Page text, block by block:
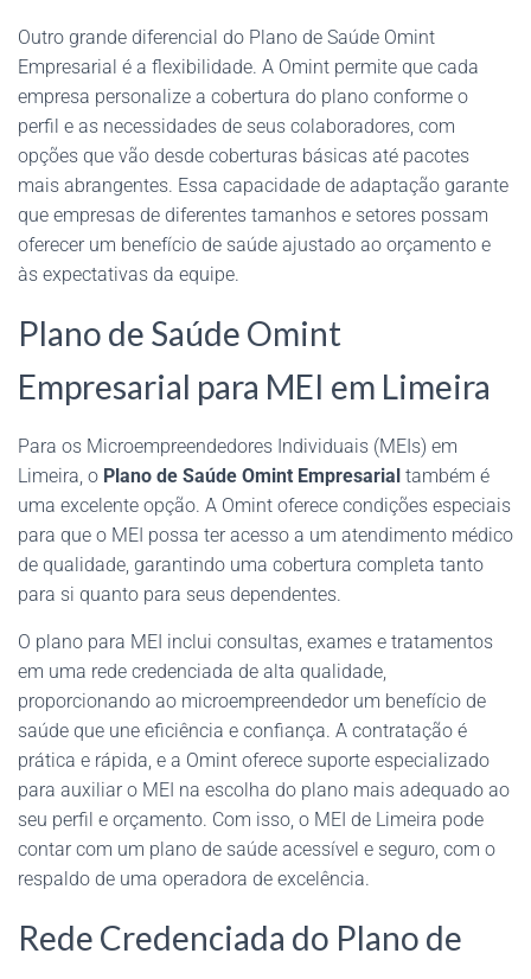
Outro grande diferencial do Plano de Saúde Omint
Empresarial é a flexibilidade. A Omint permite que cada
empresa personalize a cobertura do plano conforme o
perfil e as necessidades de seus colaboradores, com
opções que vão desde coberturas básicas até pacotes
mais abrangentes. Essa capacidade de adaptação garante
que empresas de diferentes tamanhos e setores possam
oferecer um benefício de saúde ajustado ao orçamento e
às expectativas da equipe.
Plano de Saúde Omint
Empresarial para MEI em Limeira
Para os Microempreendedores Individuais (MEIs) em
Limeira, o Plano de Saúde Omint Empresarial também é
uma excelente opção. A Omint oferece condições especiais
para que o MEI possa ter acesso a um atendimento médico
de qualidade, garantindo uma cobertura completa tanto
para si quanto para seus dependentes.
O plano para MEI inclui consultas, exames e tratamentos
em uma rede credenciada de alta qualidade,
proporcionando ao microempreendedor um benefício de
saúde que une eficiência e confiança. A contratação é
prática e rápida, e a Omint oferece suporte especializado
para auxiliar o MEI na escolha do plano mais adequado ao
seu perfil e orçamento. Com isso, o MEI de Limeira pode
contar com um plano de saúde acessível e seguro, com o
respaldo de uma operadora de excelência.
Rede Credenciada do Plano de